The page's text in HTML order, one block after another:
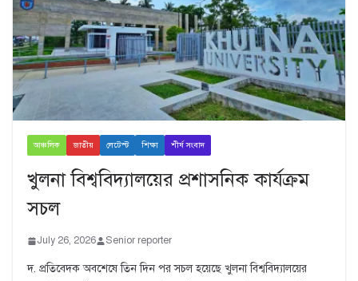
আঞ্চলিক জাতীয় লেটেস্ট শিক্ষা শীর্ষ সংবাদ
খুলনা বিশ্ববিদ্যালয়ের প্রশাসনিক কার্যক্রম
সচল
July 26, 2026 Senior reporter
দ. প্রতিবেদক অবশেষে তিন দিন পর সচল হয়েছে খুলনা বিশ্ববিদ্যালয়ের